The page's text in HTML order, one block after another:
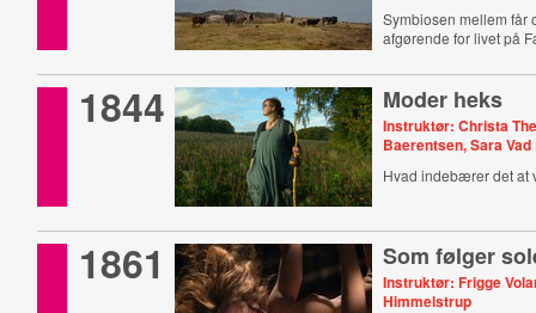
Symbiosen mellem får
afgørende for livet på
1844 Moder heks
Instruktør: Christa
Baerentsen, Sara
Hvad indebærer det at
1861 Som følger
Instruktør: Frigge
Himmelstrup